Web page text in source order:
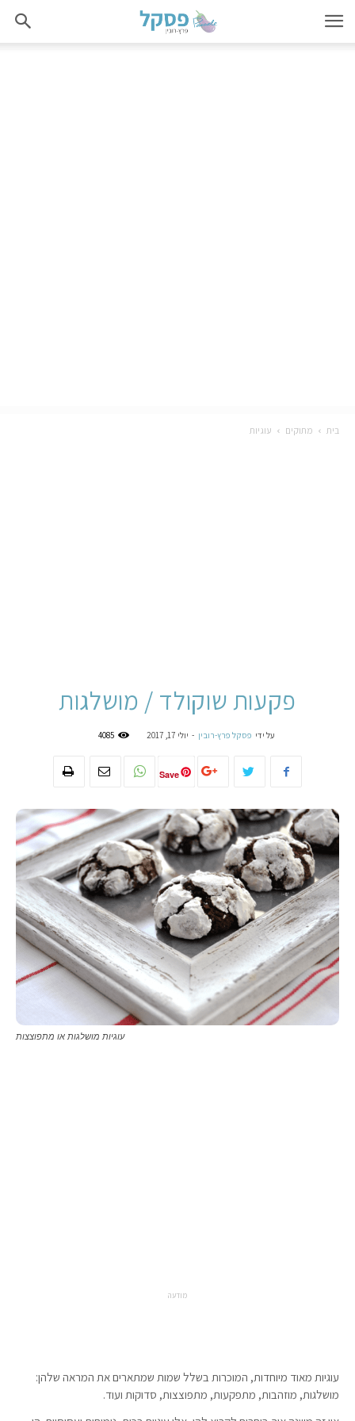
בית מתוקים עוגיות
פקעות שוקולד / מושלגות
על ידי פסקל פרץ-רובין - יולי 17, 2017 4085
Save
עוגיות מושלגות או מתפוצצות
מודעה
עוגיות מאוד מיוחדות, המוכרות בשלל שמות שמתארים את המראה שלהן:
מושלגות, מוזהבות, מתפקעות, מתפוצצות, סדוקות ועוד.